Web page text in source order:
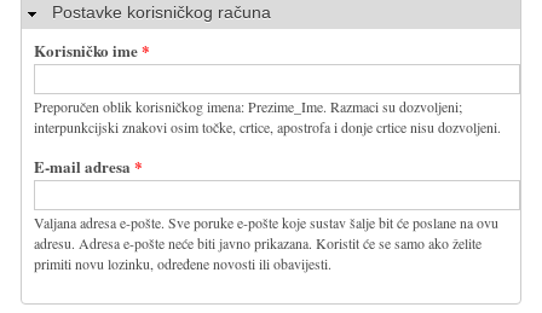
SakrijPostavke korisničkog računa
Korisničko ime*
Preporučen oblik korisničkog imena: Prezime_Ime. Razmaci su dozvoljeni;
interpunkcijski znakovi osim točke, crtice, apostrofa i donje crtice nisu dozvoljeni.
E-mail adresa *
Valjana adresa e-pošte. Sve poruke e-pošte koje sustav šalje bit će poslane na ovu
adresu. Adresa e-pošte neće biti javno prikazana. Koristit će se samo ako želite
primiti novu lozinku, određene novosti ili obavijesti.